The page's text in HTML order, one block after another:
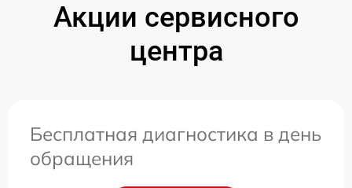
Акции сервисного
центра
Бесплатная диагностика в день
обращения